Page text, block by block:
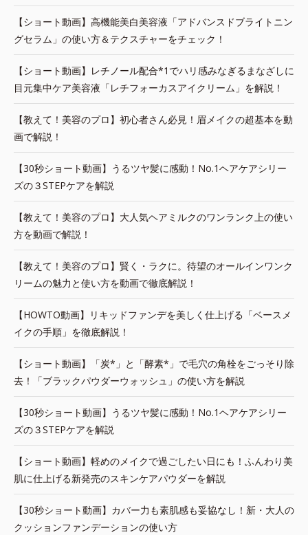
【ショート動画】高機能美白美容液「アドバンスドブライトニン
グセラム」の使い方＆テクスチャーをチェック！
【ショート動画】レチノール配合*1でハリ感みなぎるまなざしに
目元集中ケア美容液「レチフォーカスアイクリーム」を解説！
【教えて！美容のプロ】初心者さん必見！眉メイクの超基本を動
画で解説！
【30秒ショート動画】うるツヤ髪に感動！No.1ヘアケアシリー
ズの３STEPケアを解説
【教えて！美容のプロ】大人気ヘアミルクのワンランク上の使い
方を動画で解説！
【教えて！美容のプロ】賢く・ラクに。待望のオールインワンク
リームの魅力と使い方を動画で徹底解説！
【HOWTO動画】リキッドファンデを美しく仕上げる「ベースメ
イクの手順」を徹底解説！
【ショート動画】「炭*」と「酵素*」で毛穴の角栓をごっそり除
去！「ブラックパウダーウォッシュ」の使い方を解説
【30秒ショート動画】うるツヤ髪に感動！No.1ヘアケアシリー
ズの３STEPケアを解説
【ショート動画】軽めのメイクで過ごしたい日にも！ふんわり美
肌に仕上げる新発売のスキンケアパウダーを解説
【30秒ショート動画】カバー力も素肌感も妥協なし！新・大人の
クッションファンデーションの使い方